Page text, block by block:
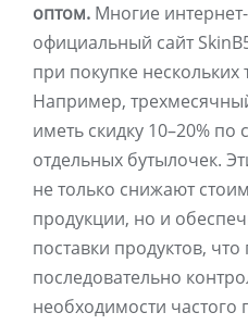
оптом. Многие
официальный сайт
при покупке
Например,
иметь скидку 10–20%
отдельных бутылочек.
не только снижают
продукции, но и
поставки продуктов,
последовательно
необходимости частого